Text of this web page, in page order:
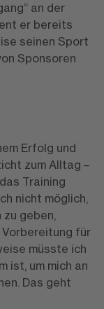
an der
er bereits
seinen Sport
Sponsoren
Erfolg und
zum Alltag –
Training
nicht möglich,
zu geben,
für
müsste ich
ist, um mich an
Das geht